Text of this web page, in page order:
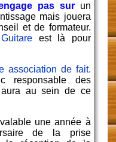
pas surun
mais jouera
et de formateur.
est là pour
association de fait.
responsable des
au sein de ce
une année à
de la prise